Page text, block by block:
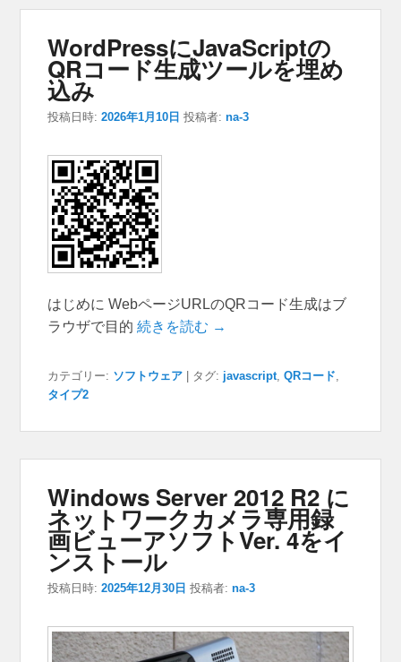
WordPressにJavaScriptの
QRコード生成ツールを埋め
込み
投稿日時:2026年1月10日 投稿者:na-3
はじめに WebページURLのQRコード生成はブ
ラウザで目的続きを読む →
カテゴリー: ソフトウェア | タグ: javascript ,QRコード
タイプ2
Windows Server 2012 R2 に
ネットワークカメラ専用録
画ビューアソフトVer. 4をイ
ンストール
投稿日時:2025年12月30日 投稿者:na-3